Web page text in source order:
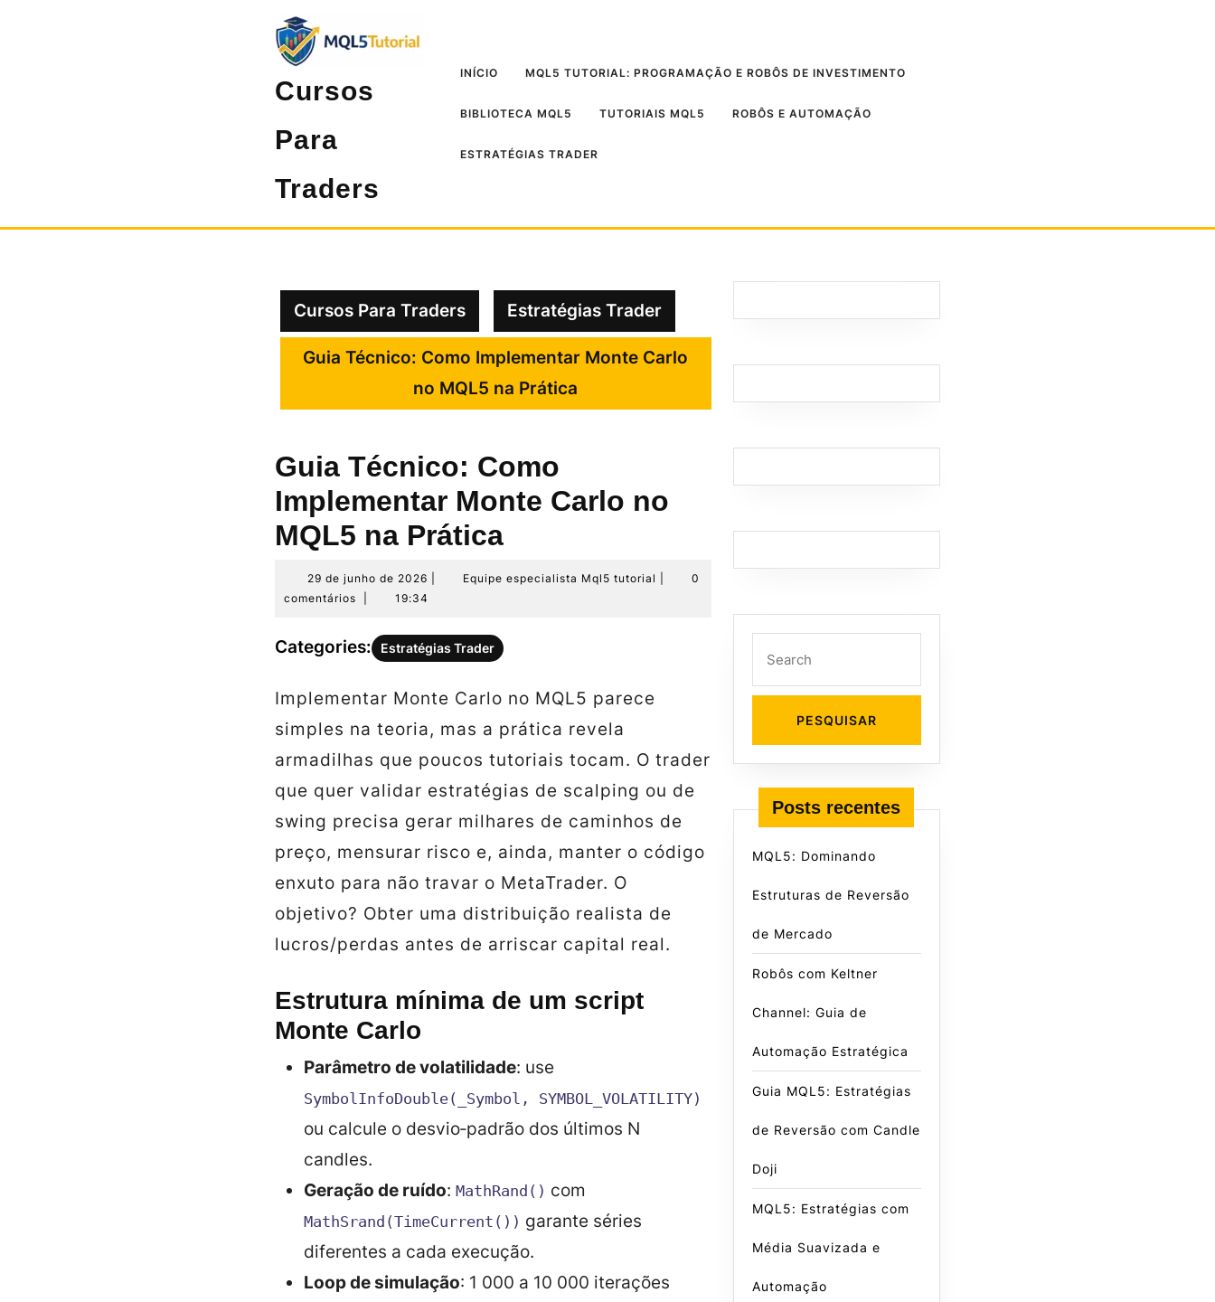
Cursos
Para
Traders
INÍCIO MQL5 TUTORIAL: PROGRAMAÇÃO E ROBÔS DE INVESTIMENTO
BIBLIOTECA MQL5 TUTORIAIS MQL5 ROBÔS E AUTOMAÇÃO
ESTRATÉGIAS TRADER
Cursos Para Traders Estratégias Trader
Guia Técnico: Como Implementar Monte Carlo
no MQL5 na Prática
Guia Técnico: Como
Implementar Monte Carlo no
MQL5 na Prática
29 de junho de 2026
de
2026
Equipe especialista Mql5 tutorial
Equipe
0
comentários
19:34
Categories: Estratégias Trader
Implementar Monte Carlo no MQL5 parece
simples na teoria, mas a prática revela
armadilhas que poucos tutoriais tocam. O trader
que quer validar estratégias de scalping ou de
swing precisa gerar milhares de caminhos de
preço, mensurar risco e, ainda, manter o código
enxuto para não travar o MetaTrader. O
objetivo? Obter uma distribuição realista de
lucros/perdas antes de arriscar capital real.
Estrutura mínima de um script
Monte Carlo
Parâmetro de volatilidade: use
SymbolInfoDouble(_Symbol, SYMBOL_VOLATILITY)
ou calcule o desvio‑padrão dos últimos N
candles.
Geração de ruído: MathRand() com
MathSrand(TimeCurrent()) garante séries
diferentes a cada execução.
Loop de simulação: 1 000 a 10 000 iterações
Posts recentes
MQL5: Dominando
Estruturas de Reversão
de Mercado
Robôs com Keltner
Channel: Guia de
Automação Estratégica
Guia MQL5: Estratégias
de Reversão com Candle
Doji
MQL5: Estratégias com
Média Suavizada e
Automação